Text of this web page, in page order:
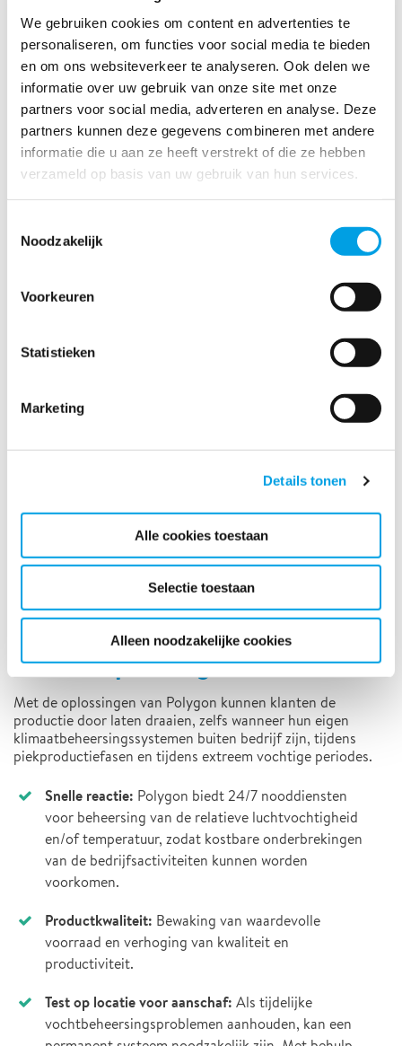
We gebruiken cookies om content en advertenties te
personaliseren, om functies voor social media te bieden
en om ons websiteverkeer te analyseren. Ook delen we
informatie over uw gebruik van onze site met onze
partners voor social media, adverteren en analyse. Deze
partners kunnen deze gegevens combineren met andere
informatie die u aan ze heeft verstrekt of die ze hebben
verzameld op basis van uw gebruik van hun services.
Noodzakelijk
Voorkeuren
Statistieken
Marketing
Details tonen
Alle cookies toestaan
Selectie toestaan
Alleen noodzakelijke cookies
De voordelen van onze
klimaatoplossingen
Met de oplossingen van Polygon kunnen klanten de
productie door laten draaien, zelfs wanneer hun eigen
klimaatbeheersingssystemen buiten bedrijf zijn, tijdens
piekproductiefasen en tijdens extreem vochtige periodes.
Snelle reactie: Polygon biedt 24/7 nooddiensten
voor beheersing van de relatieve luchtvochtigheid
en/of temperatuur, zodat kostbare onderbrekingen
van de bedrijfsactiviteiten kunnen worden
voorkomen.
Productkwaliteit: Bewaking van waardevolle
voorraad en verhoging van kwaliteit en
productiviteit.
Test op locatie voor aanschaf: Als tijdelijke
vochtbeheersingsproblemen aanhouden, kan een